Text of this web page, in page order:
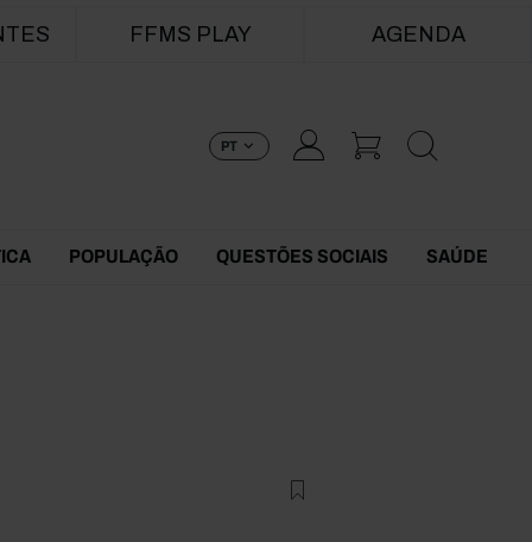
FFMS PLAY AGENDA
PT
POPULAÇÃO QUESTÕES SOCIAIS SAÚDE